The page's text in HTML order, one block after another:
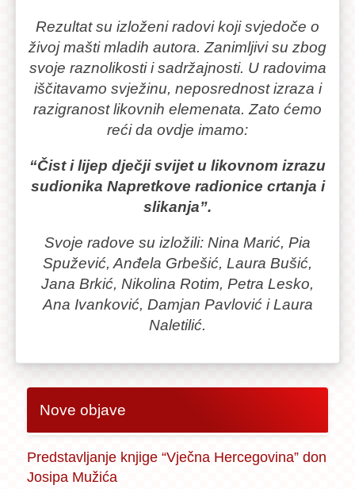
Rezultat su izloženi radovi koji svjedoče o
živoj mašti mladih autora. Zanimljivi su zbog
svoje raznolikosti i sadržajnosti. U radovima
iščitavamo svježinu, neposrednost izraza i
razigranost likovnih elemenata. Zato ćemo
reći da ovdje imamo:
“Čist i lijep dječji svijet u likovnom izrazu
sudionika Napretkove radionice crtanja i
slikanja”.
Svoje radove su izložili: Nina Marić, Pia
Spužević, Anđela Grbešić, Laura Bušić,
Jana Brkić, Nikolina Rotim, Petra Lesko,
Ana Ivanković, Damjan Pavlović i Laura
Naletilić.
likovnom
radionicom
za
djecu
započelo
listopadu
Voditelji
radionice
Mirjana
Drežnjak
Mario
Naletilić,
akademski
grafičari.
Tijekom
Nove objave
Predstavljanje knjige “Vječna Hercegovina” don
Josipa Mužića